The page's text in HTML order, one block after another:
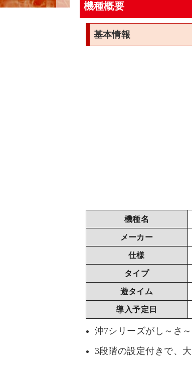
機種概要
基本情報
機種名
メーカー
仕様
タイプ
遊タイム
導入予定日
沖7シリーズがし～さ
3段階の設定付きで、